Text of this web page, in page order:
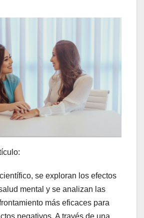
se exploran los efectos
mental y se analizan las
más eficaces para
negativos. A través de una